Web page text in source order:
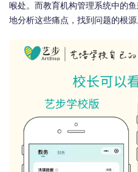
喉处。而教育机构管理系统中的
地分析这些痛点，找到问题的根源